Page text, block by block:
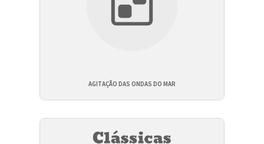
AGITAÇÃO DAS ONDAS DO MAR